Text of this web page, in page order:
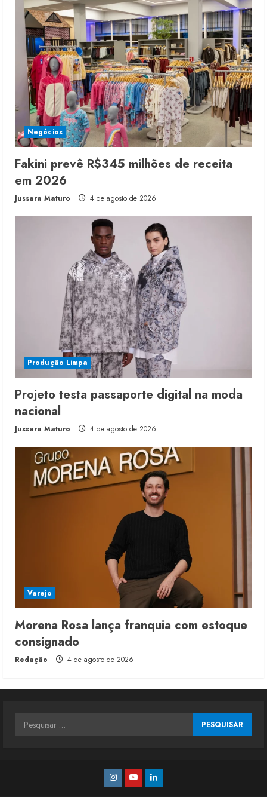
Negócios
Fakini prevê R$345 milhões de receita
em 2026
Jussara Maturo 4 de agosto de 2026
Produção Limpa
Projeto testa passaporte digital na moda
nacional
Jussara Maturo 4 de agosto de 2026
Varejo
Morena Rosa lança franquia com estoque
consignado
Redação 4 de agosto de 2026
Pesquisar
Instagram
YoutubeLinkedin